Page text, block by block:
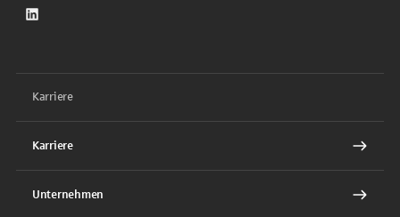
LinkedIn
Karriere
Karriere
Unternehmen